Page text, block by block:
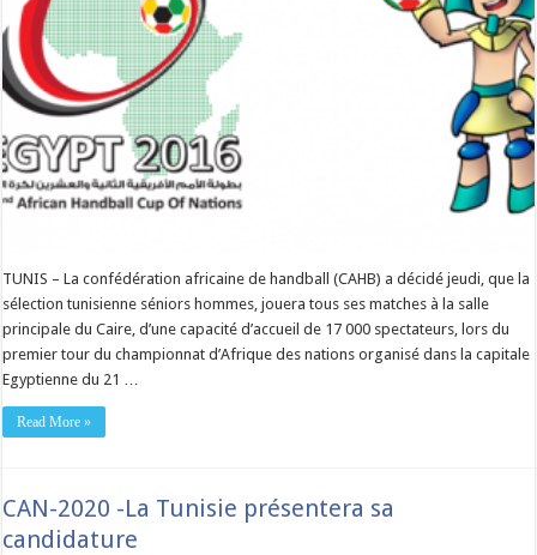
TUNIS – La confédération africaine de handball (CAHB) a décidé jeudi, que la
sélection tunisienne séniors hommes, jouera tous ses matches à la salle
principale du Caire, d’une capacité d’accueil de 17 000 spectateurs, lors du
premier tour du championnat d’Afrique des nations organisé dans la capitale
Egyptienne du 21 …
Read More »
CAN-2020 -La Tunisie présentera sa
candidature